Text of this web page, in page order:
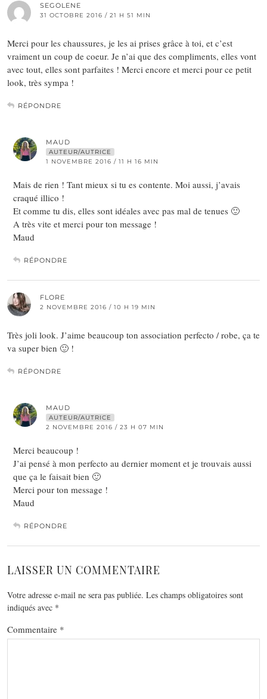
SEGOLENE
31 OCTOBRE 2016 / 21 H 51 MIN
Merci pour les chaussures, je les ai prises grâce à toi, et c’est
vraiment un coup de coeur. Je n’ai que des compliments, elles vont
avec tout, elles sont parfaites ! Merci encore et merci pour ce petit
look, très sympa !
RÉPONDRE
MAUD
AUTEUR/AUTRICE
1 NOVEMBRE 2016 / 11 H 16 MIN
Mais de rien ! Tant mieux si tu es contente. Moi aussi, j’avais
craqué illico !
Et comme tu dis, elles sont idéales avec pas mal de tenues 🙂
A très vite et merci pour ton message !
Maud
RÉPONDRE
FLORE
2 NOVEMBRE 2016 / 10 H 19 MIN
Très joli look. J’aime beaucoup ton association perfecto / robe, ça te
va super bien 🙂 !
RÉPONDRE
MAUD
AUTEUR/AUTRICE
2 NOVEMBRE 2016 / 23 H 07 MIN
Merci beaucoup !
J’ai pensé à mon perfecto au dernier moment et je trouvais aussi
que ça le faisait bien 🙂
Merci pour ton message !
Maud
RÉPONDRE
LAISSER UN COMMENTAIRE
Votre adresse e-mail ne sera pas publiée. Les champs obligatoires sont
indiqués avec *
Commentaire *